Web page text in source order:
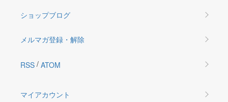
ショップブログ
メルマガ登録・解除
RSS / ATOM
マイアカウント